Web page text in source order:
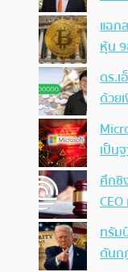
แฉก
หุ้น
ดร.
ด้วย
เป็น
ศึกชิ
ทรัม
ดันก